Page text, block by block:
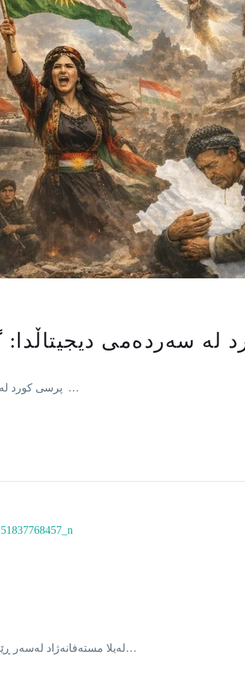
لە سەردەمی
پرسی کورد لە سەردەمی دیجیتاڵدا: گەنجان، دیزاین و زمان وەک هێزی گەیاندن دەنگی کۆمەڵگا لە نێوان مێژوو و ئێستادا …
لەیلا مستەفانەژاد لەسەر ڕێگا ڕاوەستاوم، سەرم لێ شێواوە، نازانم بەرەو کوێ بڕۆم، چاوەڕوانم هی کی؟ نازانم. دەزانم و بڕوا ناکەم…